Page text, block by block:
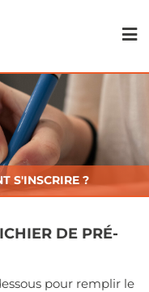
S'INSCRIRE ?
DE PRÉ-
pour remplir le